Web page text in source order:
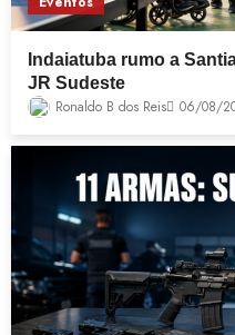
Indaiatuba rumo a
JR Sudeste
Ronaldo B dos Reis 06/08/